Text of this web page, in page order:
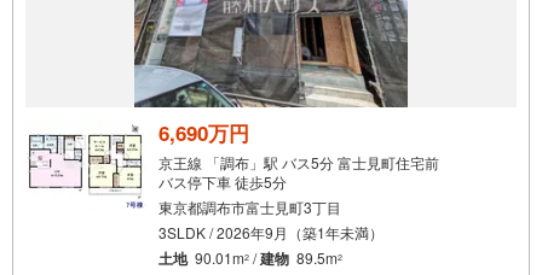
6,690万円
京王線 「調布」駅 バス5分 富士見町住宅前
バス停下車 徒歩5分
東京都調布市富士見町3丁目
3SLDK / 2026年9月（築1年未満）
土地 90.01m2 /建物 89.5m2